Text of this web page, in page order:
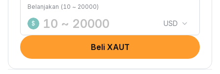
Belanjakan (10 ~ 20000)
$ USD
Beli XAUT